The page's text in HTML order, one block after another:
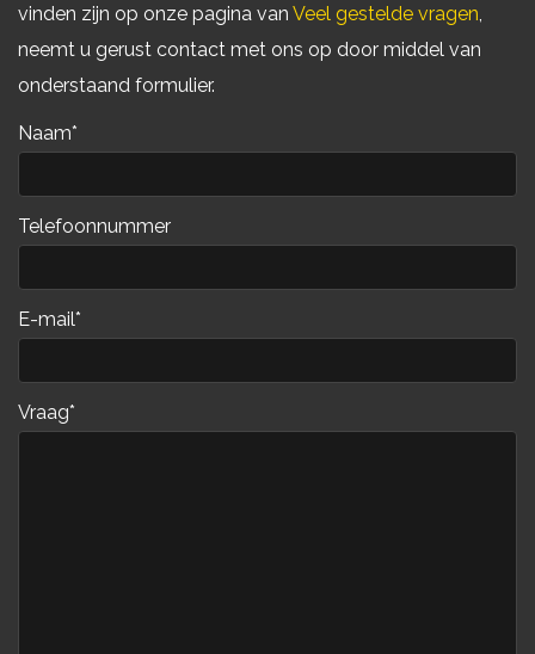
vinden zijn op onze pagina van Veel gestelde vragen,
neemt u gerust contact met ons op door middel van
onderstaand formulier.
Naam*
Telefoonnummer
E-mail*
Vraag*